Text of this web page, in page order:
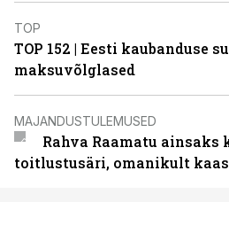
TOP
TOP 152 | Eesti kaubanduse
maksuvõlglased
MAJANDUSTULEMUSED
Rahva Raamatu
toitlustusäri, omanikult